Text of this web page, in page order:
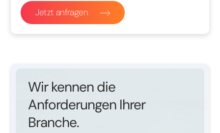
Jetzt anfragen
Wir kennen die
Anforderungen Ihrer
Branche.